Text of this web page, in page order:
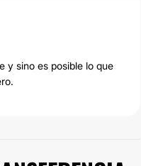
y sino es posible lo que